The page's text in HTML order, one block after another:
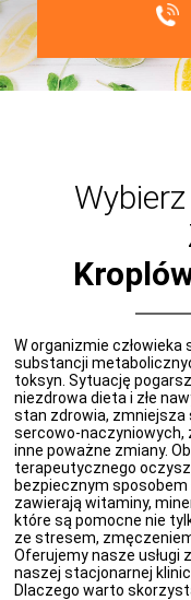
W organizmie
substancji
toksyn. Sytuację
niezdrowa dieta i złe
stan zdrowia, zmniejsza
sercowo-naczyniowych,
inne poważne zmiany.
terapeutycznego
bezpiecznym
zawierają witaminy,
które są pomocne nie
ze stresem,
Oferujemy nasze usługi
naszej stacjonarnej
Dlaczego warto